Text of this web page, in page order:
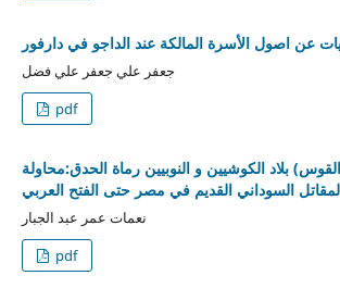
عن اصول الأسرة المالكة عند الداجو في دارفور
جعفر علي جعفر علي فضل
pdf
بلاد الكوشيين و النوبيين رماة الحدق:محاولة
السوداني القديم في مصر حتى الفتح العربي
نعمات عمر عبد الجبار
pdf